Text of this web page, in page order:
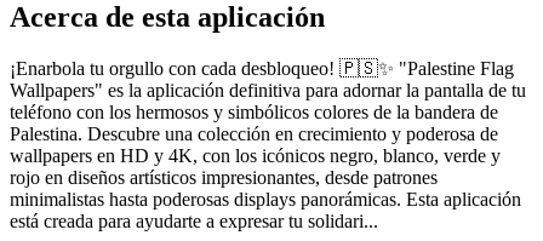
Acerca de esta aplicación
¡Enarbola tu orgullo con cada desbloqueo! 🇵🇸✨ "Palestine Flag
Wallpapers" es la aplicación definitiva para adornar la pantalla de tu
teléfono con los hermosos y simbólicos colores de la bandera de
Palestina. Descubre una colección en crecimiento y poderosa de
wallpapers en HD y 4K, con los icónicos negro, blanco, verde y
rojo en diseños artísticos impresionantes, desde patrones
minimalistas hasta poderosas displays panorámicas. Esta aplicación
está creada para ayudarte a expresar tu solidari...